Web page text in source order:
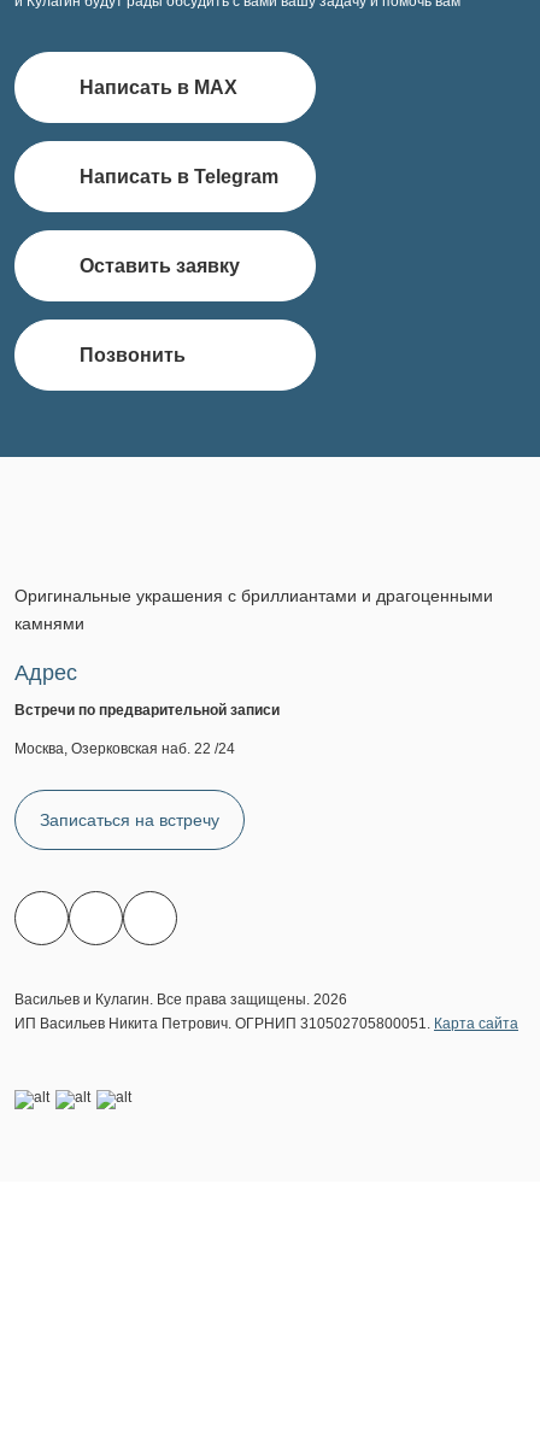
Написать в MAX
Написать в Telegram
Оставить заявку
Позвонить
Оригинальные украшения с бриллиантами и драгоценными
камнями
Адрес
Встречи по предварительной записи
Москва, Озерковская наб. 22 /24
Записаться на встречу
Васильев и Кулагин. Все права защищены. 2026
ИП Васильев Никита Петрович. ОГРНИП 310502705800051. Карта сайта